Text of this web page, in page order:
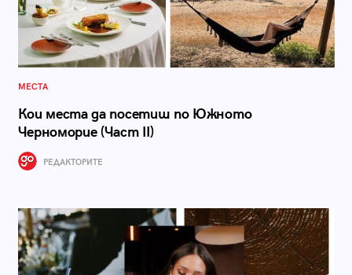
МЕСТА
Кои места да посетиш по Южното
Черноморие (Част II)
РЕДАКТОРИТЕ